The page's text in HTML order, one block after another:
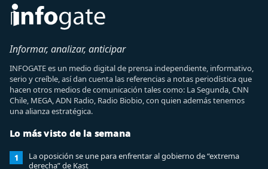
Informar, analizar, anticipar
INFOGATE es un medio digital de prensa independiente, informativo,
serio y creíble, así dan cuenta las referencias a notas periodística que
hacen otros medios de comunicación tales como: La Segunda, CNN
Chile, MEGA, ADN Radio, Radio Biobio, con quien además tenemos
una alianza estratégica.
Lo más visto de la semana
1
La oposición se une para enfrentar al gobierno de “extrema
derecha” de Kast